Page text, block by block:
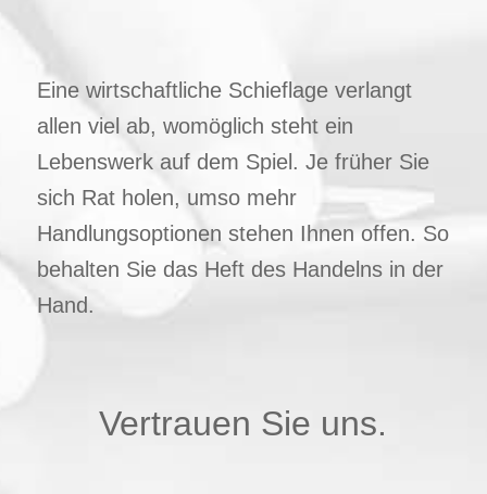
Eine wirtschaftliche Schieflage verlangt
allen viel ab, womöglich steht ein
Lebenswerk auf dem Spiel. Je früher Sie
sich Rat holen, umso mehr
Handlungsoptionen stehen Ihnen offen. So
behalten Sie das Heft des Handelns in der
Hand.
Vertrauen Sie uns.